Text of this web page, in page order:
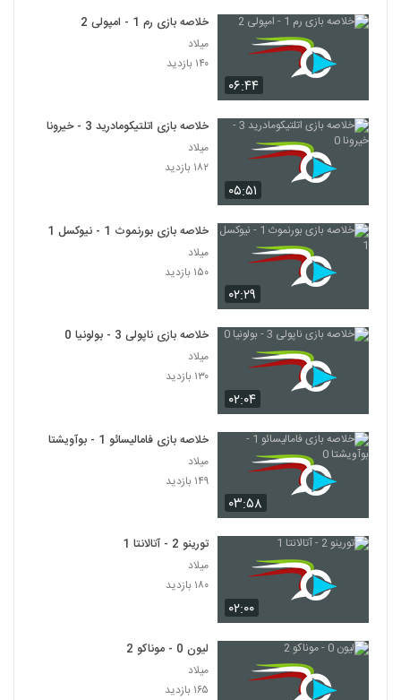
۰۶:۴۴
خلاصه بازی رم 1 - امپولی 2
میلاد
۱۴۰ بازدید
۰۵:۵۱
خلاصه بازی اتلتیکومادرید 3 - خیرونا 0
میلاد
۱۸۲ بازدید
۰۲:۲۹
خلاصه بازی بورنموث 1 - نیوکسل 1
میلاد
۱۵۰ بازدید
۰۲:۰۴
خلاصه بازی ناپولی 3 - بولونیا 0
میلاد
۱۳۰ بازدید
۰۳:۵۸
خلاصه بازی فامالیسائو 1 - بوآویشتا 0
میلاد
۱۴۹ بازدید
۰۲:۰۰
تورینو 2 - آتالانتا 1
میلاد
۱۸۰ بازدید
لیون 0 - موناکو 2
میلاد
۱۶۵ بازدید